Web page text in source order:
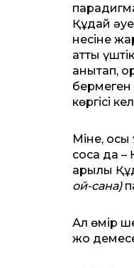
Құдай
несіне
атты
анықтап,
бермеген
көргісі
Міне, осы
соқса да
арқылы
ой-сана)
Ал өмір
жоқ